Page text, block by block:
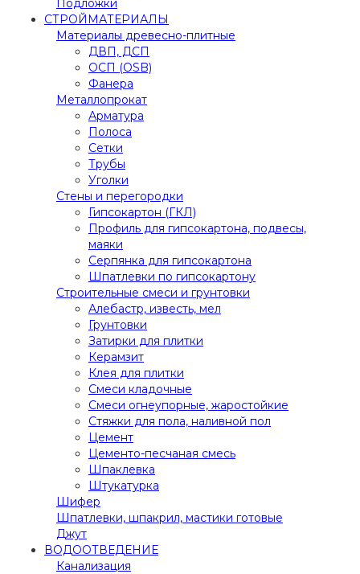
СТРОЙМАТЕРИАЛЫ
Материалы древесно-плитные
ДВП, ДСП
ОСП (OSB)
Фанера
Металлопрокат
Арматура
Полоса
Сетки
Трубы
Уголки
Стены и перегородки
Гипсокартон (ГКЛ)
Профиль для гипсокартона, подвесы,
маяки
Серпянка для гипсокартона
Шпатлевки по гипсокартону
Строительные смеси и грунтовки
Алебастр, известь, мел
Грунтовки
Затирки для плитки
Керамзит
Клея для плитки
Смеси кладочные
Смеси огнеупорные, жаростойкие
Стяжки для пола, наливной пол
Цемент
Цементо-песчаная смесь
Шпаклевка
Штукатурка
Шифер
Шпатлевки, шпакрил, мастики готовые
Джут
ВОДООТВЕДЕНИЕ
Канализация